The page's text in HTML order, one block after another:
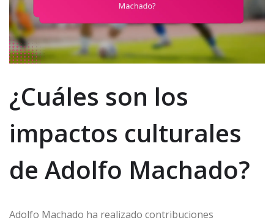
¿Cuáles son los
impactos culturales
de Adolfo Machado?
Adolfo Machado ha realizado contribuciones